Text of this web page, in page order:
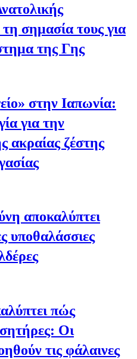
σημασία τους για
της Γης
στην Ιαπωνία:
για την
ακραίας ζέστης
αποκαλύπτει
υποθαλάσσιες
πώς
Οι
τις φάλαινες